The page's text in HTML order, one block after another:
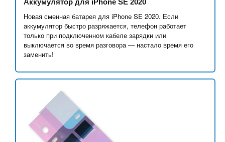
Аккумулятор для iPhone SE 2020
Новая сменная батарея для iPhone SE 2020. Если
аккумулятор быстро разряжается, телефон работает
только при подключенном кабеле зарядки или
выключается во время разговора — настало время его
заменить!